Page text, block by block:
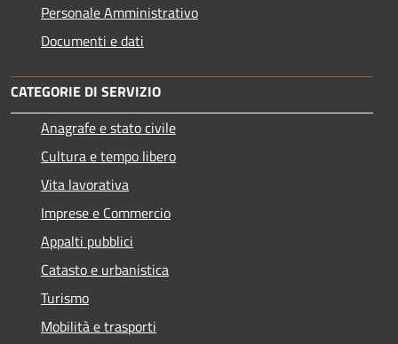
Personale Amministrativo
Documenti e dati
CATEGORIE DI SERVIZIO
Anagrafe e stato civile
Cultura e tempo libero
Vita lavorativa
Imprese e Commercio
Appalti pubblici
Catasto e urbanistica
Turismo
Mobilità e trasporti